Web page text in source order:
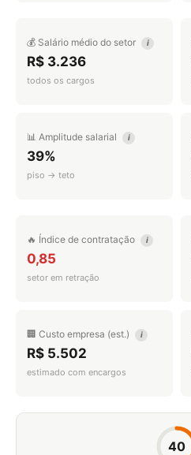
💰 Salário médio do setor i
R$ 3.236
todos os cargos
📊 Amplitude salarial i
39%
piso → teto
🔥 Índice de contratação i
0,85
setor em retração
🏢 Custo empresa (est.) i
R$ 5.502
estimado com encargos
40